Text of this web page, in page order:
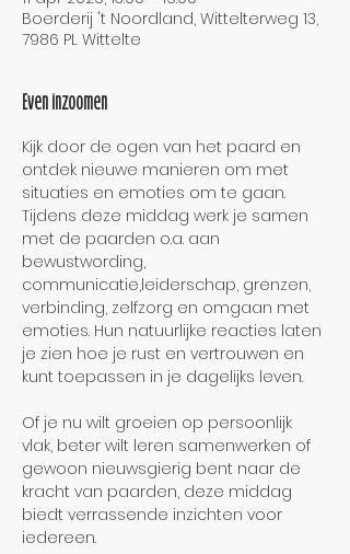
Boerderij 't Noordland, Wittelterweg 13,
7986 PL Wittelte
Even inzoomen
Kijk door de ogen van het paard en
ontdek nieuwe manieren om met
situaties en emoties om te gaan.
Tijdens deze middag werk je samen
met de paarden o.a. aan
bewustwording,
communicatie,leiderschap, grenzen,
verbinding, zelfzorg en omgaan met
emoties. Hun natuurlijke reacties laten
je zien hoe je rust en vertrouwen en
kunt toepassen in je dagelijks leven.
Of je nu wilt groeien op persoonlijk
vlak, beter wilt leren samenwerken of
gewoon nieuwsgierig bent naar de
kracht van paarden, deze middag
biedt verrassende inzichten voor
iedereen.